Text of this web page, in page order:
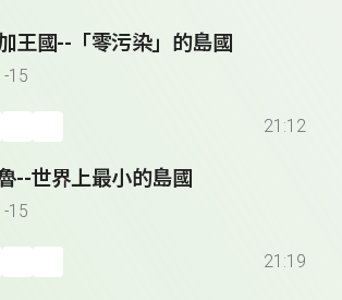
王國--「零污染」的島國
15
21:12
--世界上最小的島國
15
21:19